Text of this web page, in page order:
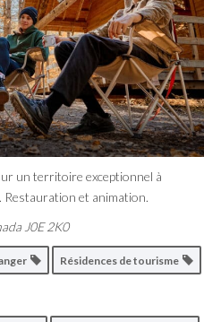
un territoire exceptionnel à
Restauration et animation.
J0E 2K0
Résidences de tourisme